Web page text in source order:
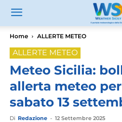
Home ALLERTE METEO
ALLERTE METEO
Meteo Sicilia:
allerta meteo
sabato 13
Di Redazione - 12 Settembre 2025